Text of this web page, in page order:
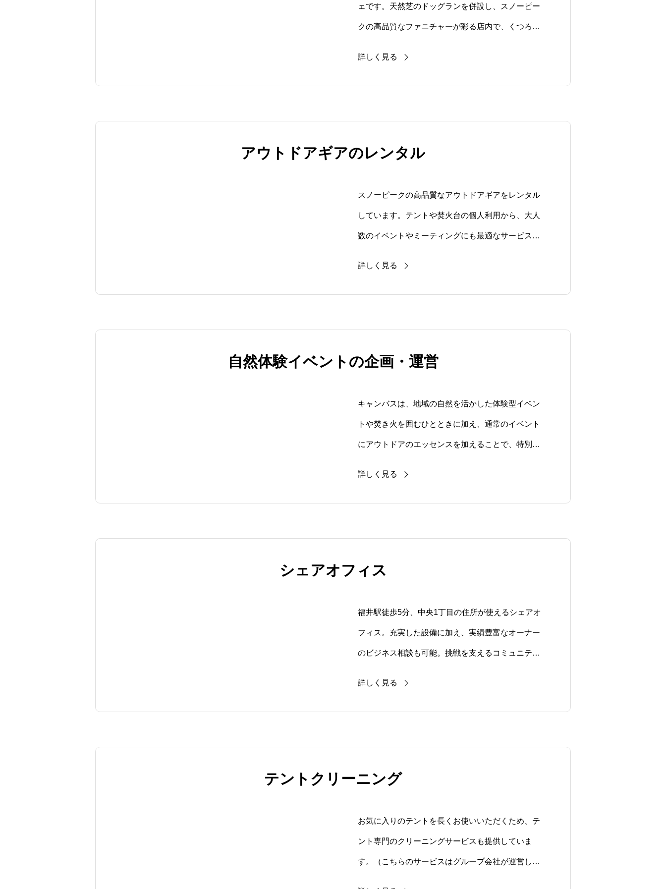
ェです。天然芝のドッグランを併設し、スノーピー
クの高品質なファニチャーが彩る店内で、くつろぎ
詳しく見る
アウトドアギアのレンタル
スノーピークの高品質なアウトドアギアをレンタル
しています。テントや焚火台の個人利用から、大人
数のイベントやミーティングにも最適なサービスを
詳しく見る
自然体験イベントの企画・運営
キャンバスは、地域の自然を活かした体験型イベン
トや焚き火を囲むひとときに加え、通常のイベント
にアウトドアのエッセンスを加えることで、特別な
詳しく見る
シェアオフィス
福井駅徒歩5分、中央1丁目の住所が使えるシェアオ
フィス。充実した設備に加え、実績豊富なオーナー
のビジネス相談も可能。挑戦を支えるコミュニティ
詳しく見る
テントクリーニング
お気に入りのテントを長くお使いいただくため、テ
ント専門のクリーニングサービスも提供していま
す。（こちらのサービスはグループ会社が運営して